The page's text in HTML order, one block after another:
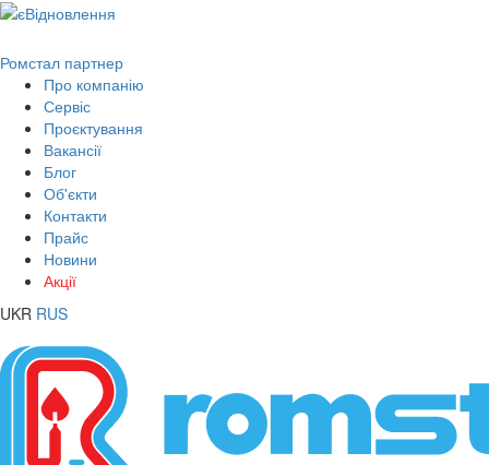
Ромстал партнер
Про компанію
Сервіс
Проєктування
Вакансії
Блог
Об'єкти
Контакти
Прайс
Новини
Акції
UKR RUS